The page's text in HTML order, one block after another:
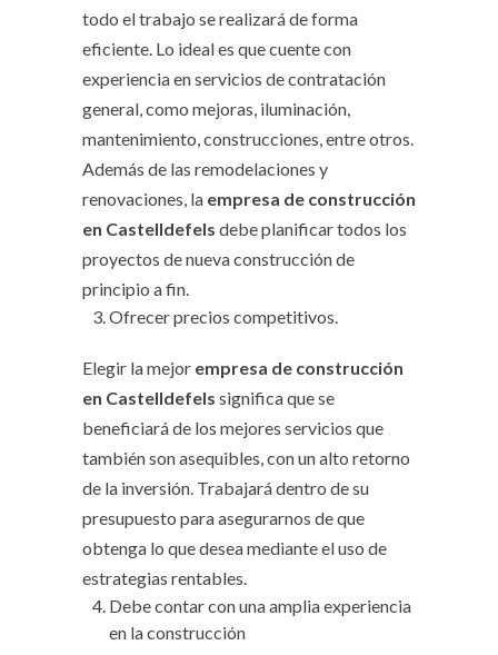
todo el trabajo se realizará de forma
eficiente. Lo ideal es que cuente con
experiencia en servicios de contratación
general, como mejoras, iluminación,
mantenimiento, construcciones, entre otros.
Además de las remodelaciones y
renovaciones, la empresa de construcción
en Castelldefels debe planificar todos los
proyectos de nueva construcción de
principio a fin.
Ofrecer precios competitivos.
Elegir la mejor empresa de construcción
en Castelldefels significa que se
beneficiará de los mejores servicios que
también son asequibles, con un alto retorno
de la inversión. Trabajará dentro de su
presupuesto para asegurarnos de que
obtenga lo que desea mediante el uso de
estrategias rentables.
Debe contar con una amplia experiencia
en la construcción